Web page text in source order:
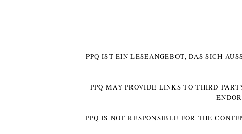
PPQ IST EIN LESEANGEBOT, DAS SICH
PPQ MAY PROVIDE LINKS TO THIRD
PPQ IS NOT RESPONSIBLE FOR THE